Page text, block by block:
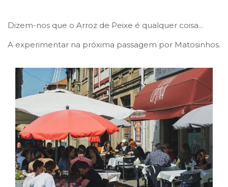
Dizem-nos que o Arroz de Peixe é qualquer coisa...
A experimentar na próxima passagem por Matosinhos.